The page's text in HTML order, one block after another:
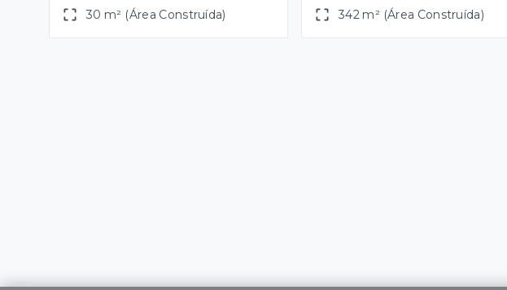
30 m² (Área Construída) 342 m² (Área Construída)